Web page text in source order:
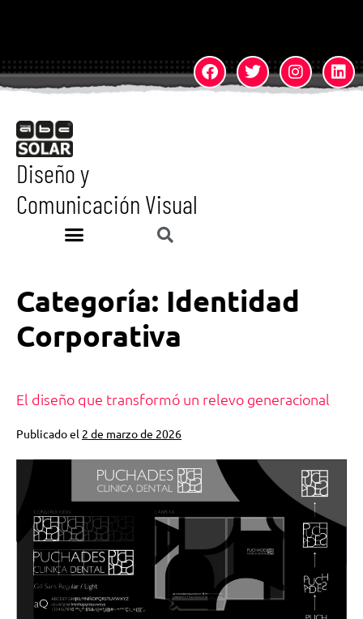
Diseño y
Comunicación Visual
Categoría: Identidad
Corporativa
El diseño que transformó un relevo generacional
Publicado el 2 de marzo de 2026